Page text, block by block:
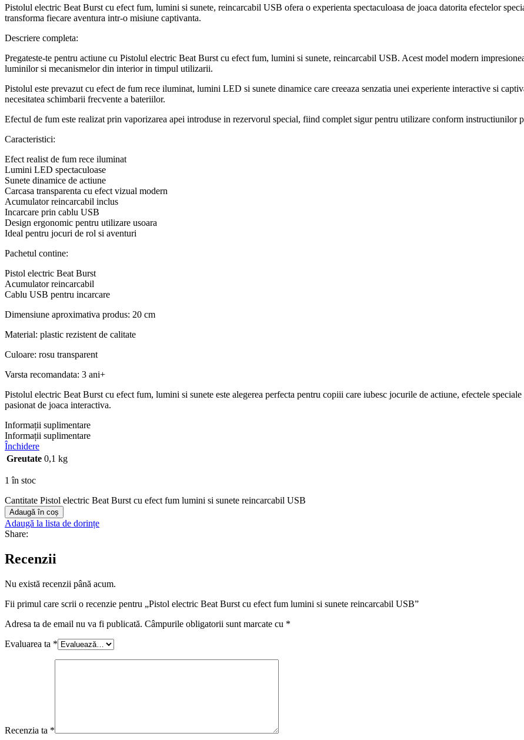
Pistolul electric Beat Burst cu efect fum, lumini si sunete, reincarcabil USB ofera o experienta spectaculoasa de joaca datorita efectelor
transforma fiecare aventura intr-o misiune captivanta.
Descriere completa:
Pregateste-te pentru actiune cu Pistolul electric Beat Burst cu efect fum, lumini si sunete, reincarcabil USB. Acest model modern
luminilor si mecanismelor din interior in timpul utilizarii.
Pistolul este prevazut cu efect de fum rece iluminat, lumini LED si sunete dinamice care creeaza senzatia unei experiente interactive si
necesitatea schimbarii frecvente a bateriilor.
Efectul de fum este realizat prin vaporizarea apei introduse in rezervorul special, fiind complet sigur pentru utilizare conform instructiunilor
Caracteristici:
Efect realist de fum rece iluminat
Lumini LED spectaculoase
Sunete dinamice de actiune
Carcasa transparenta cu efect vizual modern
Acumulator reincarcabil inclus
Incarcare prin cablu USB
Design ergonomic pentru utilizare usoara
Ideal pentru jocuri de rol si aventuri
Pachetul contine:
Pistol electric Beat Burst
Acumulator reincarcabil
Cablu USB pentru incarcare
Dimensiune aproximativa produs: 20 cm
Material: plastic rezistent de calitate
Culoare: rosu transparent
Varsta recomandata: 3 ani+
Pistolul electric Beat Burst cu efect fum, lumini si sunete este alegerea perfecta pentru copiii care iubesc jocurile de actiune, efectele
pasionat de joaca interactiva.
Informații suplimentare
Informații suplimentare
Închidere
Greutate 0,1 kg
1 în stoc
Cantitate Pistol electric Beat Burst cu efect fum lumini si sunete reincarcabil USB
Adaugă în coș
Adaugă la lista de dorințe
Share:
Recenzii
Nu există recenzii până acum.
Fii primul care scrii o recenzie pentru „Pistol electric Beat Burst cu efect fum lumini si sunete reincarcabil USB”
Adresa ta de email nu va fi publicată. Câmpurile obligatorii sunt marcate cu *
Evaluarea ta *
Recenzia ta *